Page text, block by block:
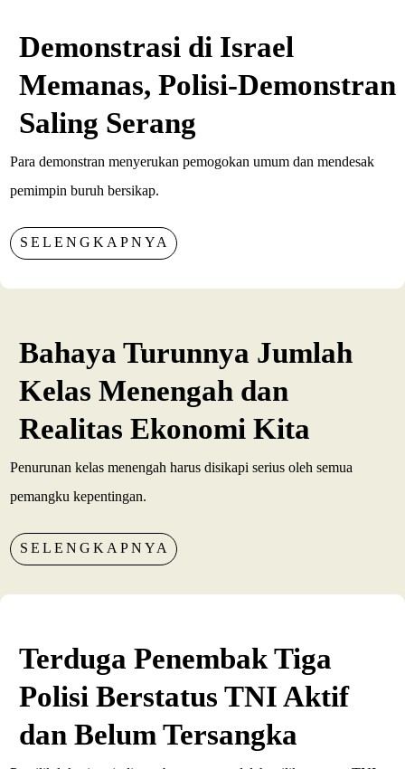
Demonstrasi di Israel
Memanas, Polisi-Demonstran
Saling Serang
Para demonstran menyerukan pemogokan umum dan mendesak
pemimpin buruh bersikap.
SELENGKAPNYA
Bahaya Turunnya Jumlah
Kelas Menengah dan
Realitas Ekonomi Kita
Penurunan kelas menengah harus disikapi serius oleh semua
pemangku kepentingan.
SELENGKAPNYA
Terduga Penembak Tiga
Polisi Berstatus TNI Aktif
dan Belum Tersangka